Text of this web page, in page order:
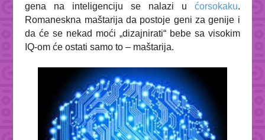
gena na inteligenciju se nalazi u ćorsokaku.
Romaneskna maštarija da postoje geni za genije i
da će se nekad moći „dizajnirati“ bebe sa visokim
IQ-om će ostati samo to – maštarija.